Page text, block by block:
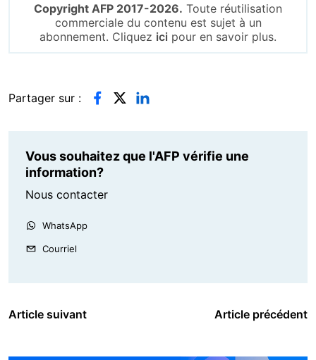
Copyright AFP 2017-2026. Toute réutilisation
commerciale du contenu est sujet à un
abonnement. Cliquez ici pour en savoir plus.
Partager sur :
Vous souhaitez que l'AFP vérifie une
information?
Nous contacter
WhatsApp
Courriel
Article suivant Article précédent